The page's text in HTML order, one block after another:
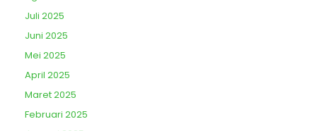
Juli 2025
Juni 2025
Mei 2025
April 2025
Maret 2025
Februari 2025